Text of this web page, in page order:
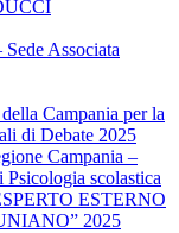
Associata
Campania per la
di Debate 2025
Campania –
scolastica
ESTERNO
2025